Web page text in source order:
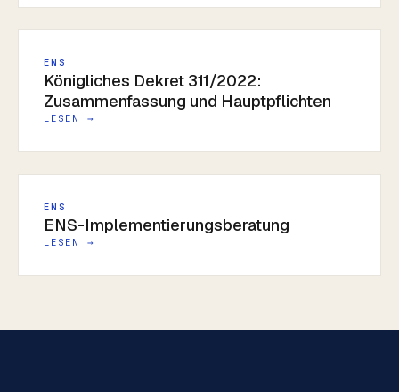
ENS
Königliches Dekret 311/2022:
Zusammenfassung und Hauptpflichten
LESEN →
ENS
ENS-Implementierungsberatung
LESEN →